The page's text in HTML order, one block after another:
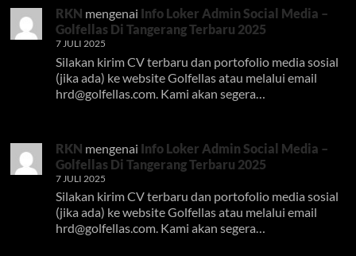
RKN mengenai Info Loker Admin Social Media –
Golfellas Di Tangerang Terbaru 2025
7 JULI 2025
Silakan kirim CV terbaru dan portofolio media sosial
(jika ada) ke website Golfellas atau melalui email
hrd@golfellas.com . Kami akan segera…
RKN mengenai Info Loker Admin Social Media –
Golfellas Di Tangerang Terbaru 2025
7 JULI 2025
Silakan kirim CV terbaru dan portofolio media sosial
(jika ada) ke website Golfellas atau melalui email
hrd@golfellas.com. Kami akan segera…